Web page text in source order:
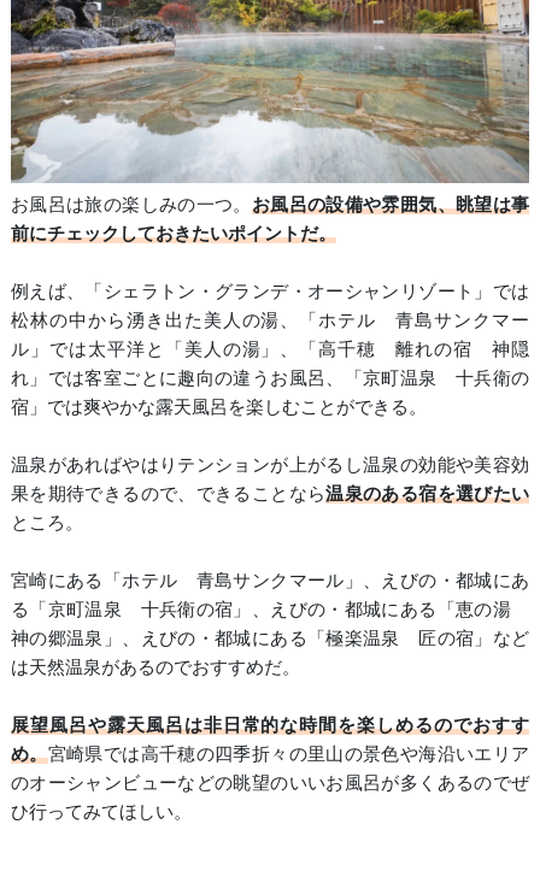
お風呂は旅の楽しみの一つ。 お風呂の設備や雰囲気、眺望は事
前にチェックしておきたいポイントだ。
例えば、「シェラトン・グランデ・オーシャンリゾート」では
松林の中から湧き出た美人の湯、「ホテル 青島サンクマー
ル」では太平洋と「美人の湯」、「高千穂 離れの宿 神隠
れ」では客室ごとに趣向の違うお風呂、「京町温泉 十兵衛の
宿」では爽やかな露天風呂を楽しむことができる。
温泉があればやはりテンションが上がるし温泉の効能や美容効
果を期待できるので、できることなら温泉のある宿を選びたい
ところ。
宮崎にある「ホテル 青島サンクマール」、えびの・都城にあ
る「京町温泉 十兵衛の宿」、えびの・都城にある「恵の湯
神の郷温泉」、えびの・都城にある「極楽温泉 匠の宿」など
は天然温泉があるのでおすすめだ。
展望風呂や露天風呂は非日常的な時間を楽しめるのでおすす
め。宮崎県では高千穂の四季折々の里山の景色や海沿いエリア
のオーシャンビューなどの眺望のいいお風呂が多くあるのでぜ
ひ行ってみてほしい。